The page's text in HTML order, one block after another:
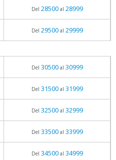
Del 28500al 28999
Del 29500al 29999
Del 30500al 30999
Del 31500al 31999
Del 32500al 32999
Del 33500al 33999
Del 34500al 34999